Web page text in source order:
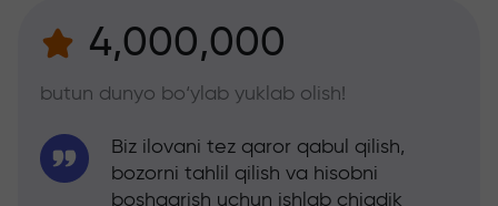
4,000,000
butun dunyo bo‘ylab yuklab olish!
Biz ilovani tez qaror qabul qilish,
bozorni tahlil qilish va hisobni
boshqarish uchun ishlab chiqdik